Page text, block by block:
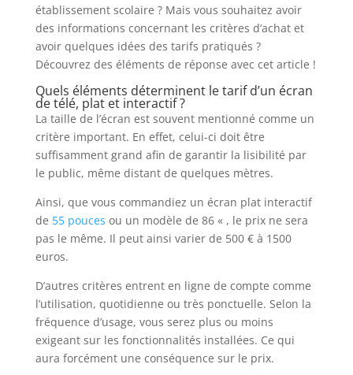
établissement scolaire ? Mais vous souhaitez avoir
des informations concernant les critères d’achat et
avoir quelques idées des tarifs pratiqués ?
Découvrez des éléments de réponse avec cet article !
Quels éléments déterminent le tarif d’un écran
de télé, plat et interactif ?
La taille de l’écran est souvent mentionné comme un
critère important. En effet, celui-ci doit être
suffisamment grand afin de garantir la lisibilité par
le public, même distant de quelques mètres.
Ainsi, que vous commandiez un écran plat interactif
de 55 pouces ou un modèle de 86 « , le prix ne sera
pas le même. Il peut ainsi varier de 500 € à 1500
euros.
D’autres critères entrent en ligne de compte comme
l’utilisation, quotidienne ou très ponctuelle. Selon la
fréquence d’usage, vous serez plus ou moins
exigeant sur les fonctionnalités installées. Ce qui
aura forcément une conséquence sur le prix.